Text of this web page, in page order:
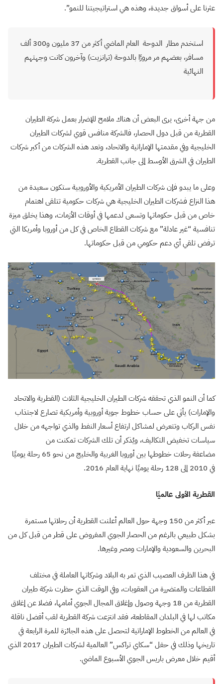
عثرنا على أسواق جديدة، وهذه هي استراتيجيتنا للنمو”.
استخدم مطار الدوحة العام الماضي أكثر من 37 مليون و300 ألف
مسافر، بعضهم مر مرورًا بالدوحة (ترانزيت) وآخرون كانت وجهتهم
النهائية
من جهة أخرى، يرى البعض أن هناك ملامح للإضرار بعمل شركة الطيران
القطرية من قبل دول الحصار، فالشركة منافس قوي لشركات الطيران
الخليجية وفي مقدمتها الإماراتية والاتحاد، وتعد هذه الشركات من أكبر شركات
الطيران في الشرق الأوسط إلى جانب القطرية.
وعلى ما يبدو فإن شركات الطيران الأمريكية والأوروبية ستكون سعيدة من
هذا النزاع فشركات الطيران الخليجية هي شركات حكومية تتلقى اهتمام
خاص من قبل حكوماتها وتسعى لدعمها في أوقات الأزمات، وهذا يخلق ميزة
تنافسية “غير عادلة” مع شركات القطاع الخاص في كل من أوروبا وأمريكا التي
ترفض تلقي أي دعم حكومي من قبل حكوماتها.
كما أن النمو الذي تحققه شركات الطيران الخليجية الثلاث (القطرية والاتحاد
والإمارات) يأتي على حساب خطوط جوية أوروبية وأمريكية تصارع لاجتذاب
نفس الركاب وتتعرض لمشاكل ارتفاع أسعار النفط والذي تواجهه من خلال
سياسات تخفيض التكاليف، ويُذكر أن تلك الشركات تمكنت من
مضاعفة رحلات خطوطها بين أوروبا الغربية والخليج من نحو 65 رحلة يوميًا
في 2010 إلى 128 رحلة يوميًا نهاية العام 2016.
القطرية الأولى عالميًا
عبر أكثر من 150 وجهة حول العالم أعلنت القطرية أن رحلاتها مستمرة
بشكل طبيعي بالرغم من الحصار الجوي المفروض على قطر من قبل كل من
البحرين والسعودية والإمارات ومصر وغيرها.
في هذا الظرف العصيب الذي تمر به البلاد وشركاتها العاملة في مختلف
القطاعات والمتضررة من العقوبات، وفي الوقت الذي حظرت شركة طيران
القطرية من 18 وجهة وصول وإغلاق المجال الجوي أمامها، فضلا عن إغلاق
مكاتب لها في البلدان المقاطعة، فقد انتزعت شركة القطرية لقب أفضل ناقلة
في العالم من الخطوط الإماراتية لتحصل على هذه الجائزة للمرة الرابعة في
تاريخها وذلك في حفل “سكاي تراكس” العالمية لشركات الطيران 2017 الذي
أقيم خلال معرض باريس الجوي الأسبوع الماضي.